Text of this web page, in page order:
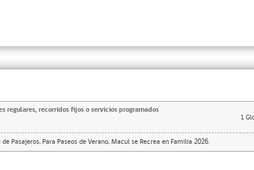
regulares, recorridos fijos o servicios programados
1
Pasajeros, Para Paseos de Verano, Macul se Recrea en Familia 2026.